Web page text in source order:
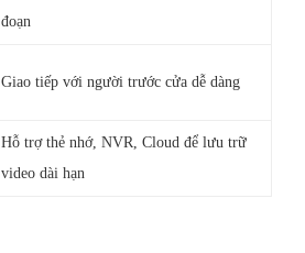
đoạn
Giao tiếp với người trước cửa dễ dàng
Hỗ trợ thẻ nhớ, NVR, Cloud để lưu trữ
video dài hạn